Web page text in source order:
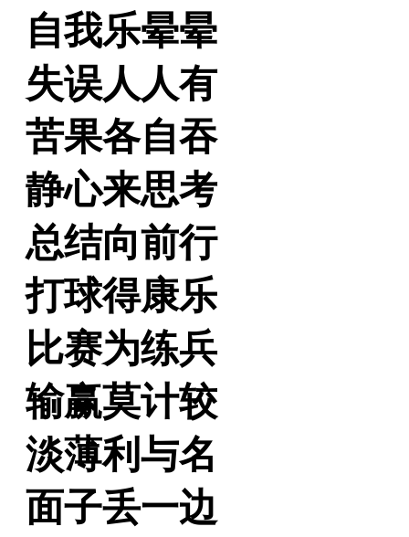
自我乐晕晕
失误人人有
苦果各自吞
静心来思考
总结向前行
打球得康乐
比赛为练兵
输赢莫计较
淡薄利与名
面子丢一边